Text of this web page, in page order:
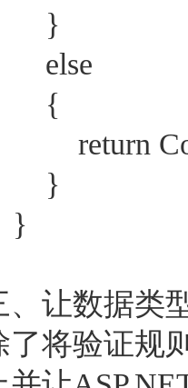
、让数据类
了将验证规